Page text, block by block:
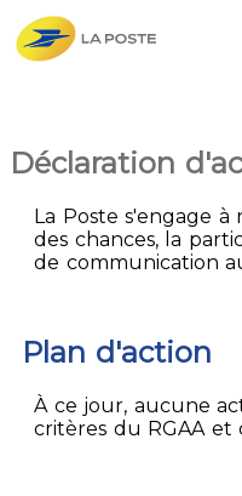
Déclaration
La Poste s'engage
des chances, la
de communication
Plan d'action
À ce jour, aucune
critères du RGAA et